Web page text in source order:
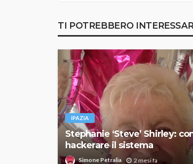
TI POTREBBERO
IPAZIA
Stephanie ‘Steve’ Shirley:
hackerare il sistema
Simone Petralia 2 mesi fa